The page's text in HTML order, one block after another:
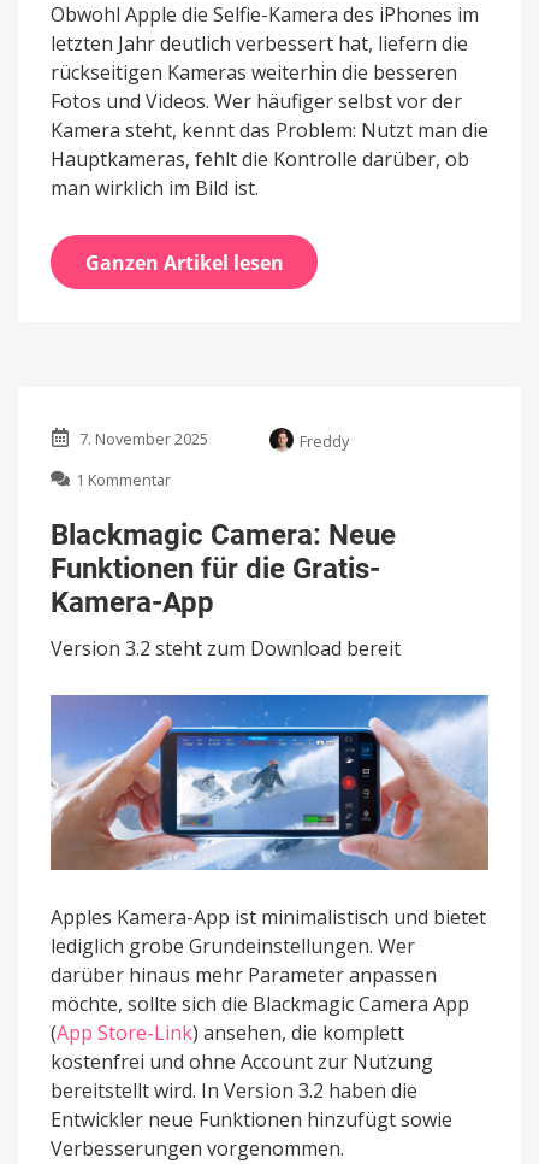
Obwohl Apple die Selfie-Kamera des iPhones im
letzten Jahr deutlich verbessert hat, liefern die
rückseitigen Kameras weiterhin die besseren
Fotos und Videos. Wer häufiger selbst vor der
Kamera steht, kennt das Problem: Nutzt man die
Hauptkameras, fehlt die Kontrolle darüber, ob
man wirklich im Bild ist.
Ganzen Artikel lesen
7. November 2025
Freddy
1 Kommentar
Camera:
Neue
Funktionen
für
die
Gratis-
Kamera-
Blackmagic Camera: Neue
Funktionen für die Gratis-
Kamera-App
Version 3.2 steht zum Download bereit
Apples Kamera-App ist minimalistisch und bietet
lediglich grobe Grundeinstellungen. Wer
darüber hinaus mehr Parameter anpassen
möchte, sollte sich die Blackmagic Camera App
(App Store-Link) ansehen, die komplett
kostenfrei und ohne Account zur Nutzung
bereitstellt wird. In Version 3.2 haben die
Entwickler neue Funktionen hinzufügt sowie
Verbesserungen vorgenommen.